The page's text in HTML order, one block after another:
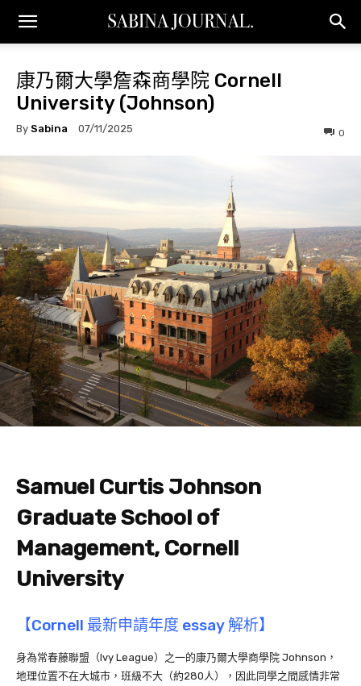
康乃爾大學詹森商學院 Cornell
University (Johnson)
By Sabina 07/11/2025 0
Samuel Curtis Johnson
Graduate School of
Management, Cornell
University
【Cornell 最新申請年度 essay 解析】
身為常春藤聯盟（Ivy League）之一的康乃爾大學商學院 Johnson，
地理位置不在大城市，班級不大（約280人），因此同學之間感情非常